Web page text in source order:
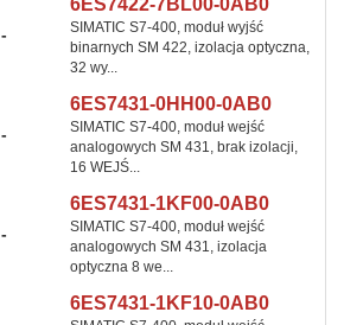
-
6ES7422-7BL00-0AB0
SIMATIC S7-400, moduł wyjść
binarnych SM 422, izolacja optyczna,
32 wy...
-
6ES7431-0HH00-0AB0
SIMATIC S7-400, moduł wejść
analogowych SM 431, brak izolacji,
16 WEJŚ...
-
6ES7431-1KF00-0AB0
SIMATIC S7-400, moduł wejść
analogowych SM 431, izolacja
optyczna 8 we...
6ES7431-1KF10-0AB0